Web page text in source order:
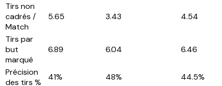
Tirs non
cadrés /
Match
5.65 3.43 4.54
Tirs par
but
marqué
6.89 6.04 6.46
Précision
des tirs %
41% 48% 44.5%